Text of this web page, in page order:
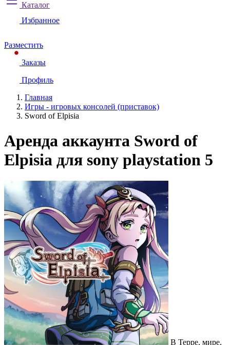
Каталог
Избранное
Разместить
Заказы
Профиль
Главная
Игры - игровых консолей (приставок)
Sword of Elpisia
Аренда аккаунта Sword of
Elpisia для sony playstation 5
В Терре, мире,